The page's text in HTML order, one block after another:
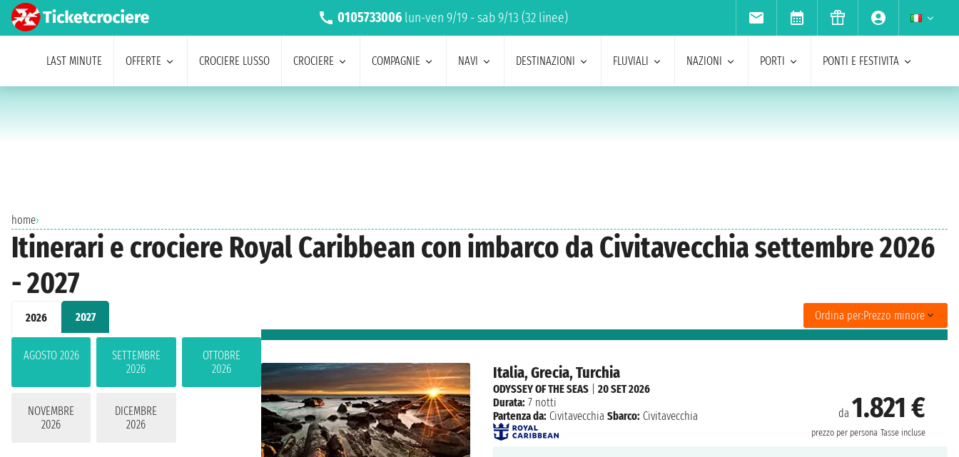
0105733006 lun-ven 9/19 - sab 9/13 (32 linee)
LAST MINUTE OFFERTE CROCIERE LUSSO CROCIERE COMPAGNIE NAVI DESTINAZIONI FLUVIALI NAZIONI PORTI PONTI E FESTIVITA
home›
Itinerari e crociere Royal Caribbean con imbarco da Civitavecchia settembre 2026
- 2027
2026 2027
AGOSTO 2026
SETTEMBRE
2026
OTTOBRE
2026
NOVEMBRE
2026
DICEMBRE
2026
Ordina per:Prezzo minore
Italia, Grecia, Turchia
da 1.821 €
prezzo per persona Tasse incluse
ODYSSEY OF THE SEAS| 20 SET 2026
Durata: 7 notti
Partenza da: Civitavecchia Sbarco: Civitavecchia